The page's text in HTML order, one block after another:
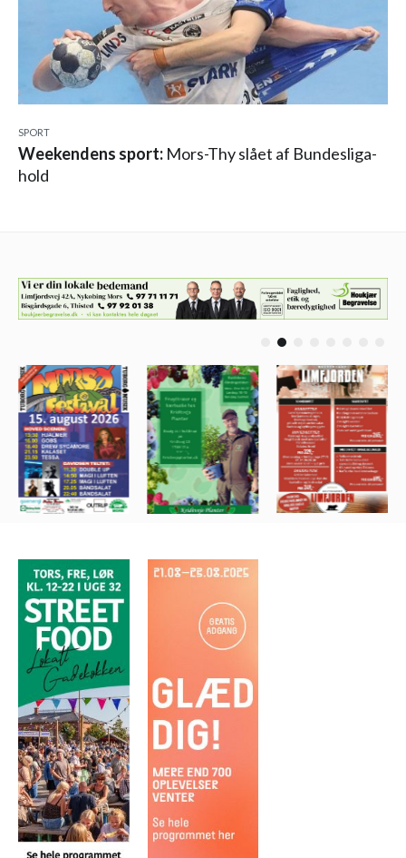
SPORT
Weekendens sport: Mors-Thy slået af Bundesliga-
hold